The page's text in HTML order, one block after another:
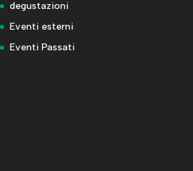
degustazioni
Eventi esterni
Eventi Passati